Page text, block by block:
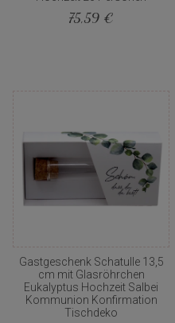
75,59 €
Gastgeschenk Schatulle 13,5
cm mit Glasröhrchen
Eukalyptus Hochzeit Salbei
Kommunion Konfirmation
Tischdeko